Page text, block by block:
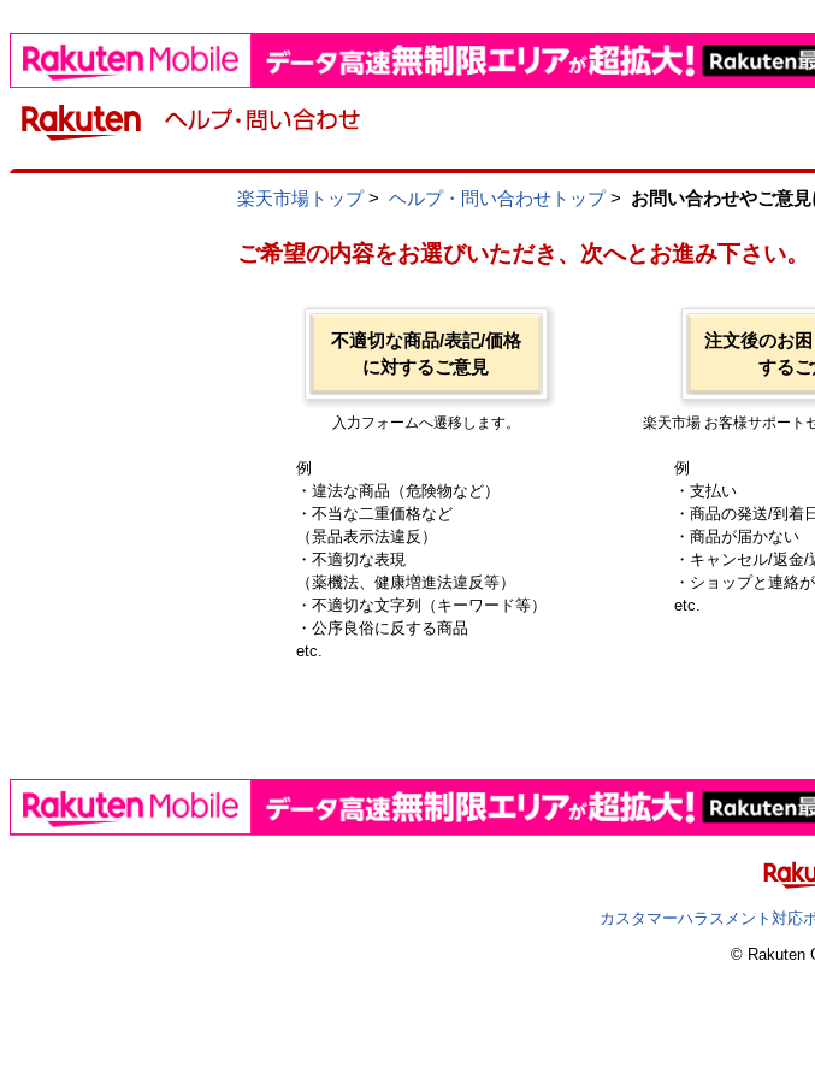
楽天市場トップ> ヘルプ・問い合わせトップ> お問い合わせやご意
ご希望の内容をお選びいただき、次へとお進み下さい。
不適切な商品/表記/価格
に対するご意見
入力フォームへ遷移します。
例
・違法な商品（危険物など）
・不当な二重価格など
（景品表示法違反）
・不適切な表現
（薬機法、健康増進法違反等）
・不適切な文字列（キーワード等）
・公序良俗に反する商品
etc.
注文後のお
する
楽天市場 お客様サポート
例
・支払い
・商品の発送/到着
・商品が届かない
・キャンセル/返金/
・ショップと連絡
etc.
カスタマーハラスメント対応
© Rakuten